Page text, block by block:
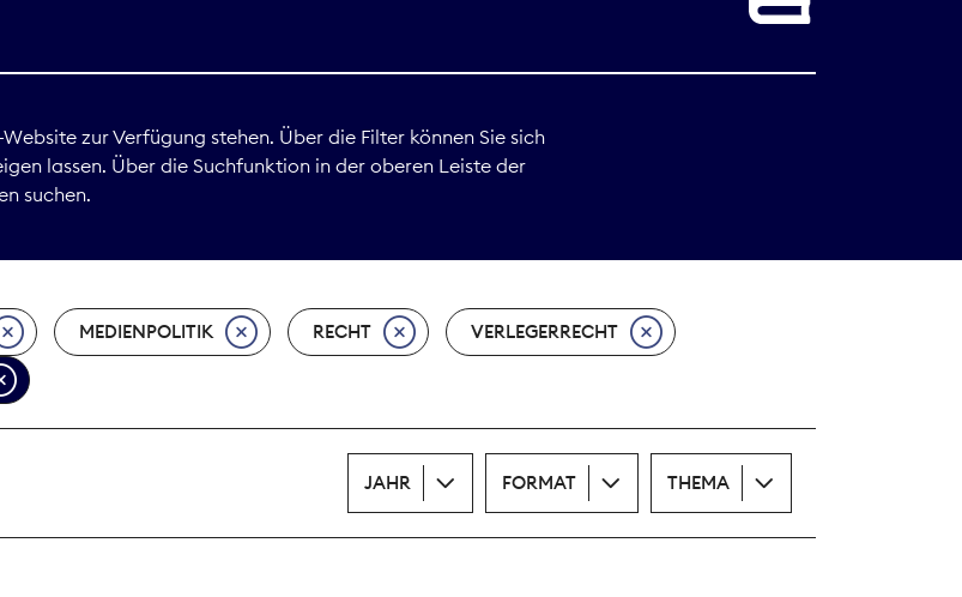
Print
zur Verfügung stehen. Über die Filter können Sie sich
lassen. Über die Suchfunktion in der oberen Leiste der
suchen.
MEDIENPOLITIK RECHT VERLEGERRECHT
JAHR FORMAT THEMA